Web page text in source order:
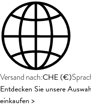
Versand nach:CHE (€)
Entdecken Sie unsere
einkaufen >